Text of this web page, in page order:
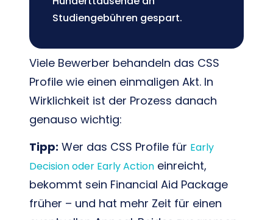
Studiengebühren gespart.
Viele Bewerber behandeln das CSS
Profile wie einen einmaligen Akt. In
Wirklichkeit ist der Prozess danach
genauso wichtig:
Tipp: Wer das CSS Profile für Early
Decision oder Early Action einreicht,
bekommt sein Financial Aid Package
früher – und hat mehr Zeit für einen